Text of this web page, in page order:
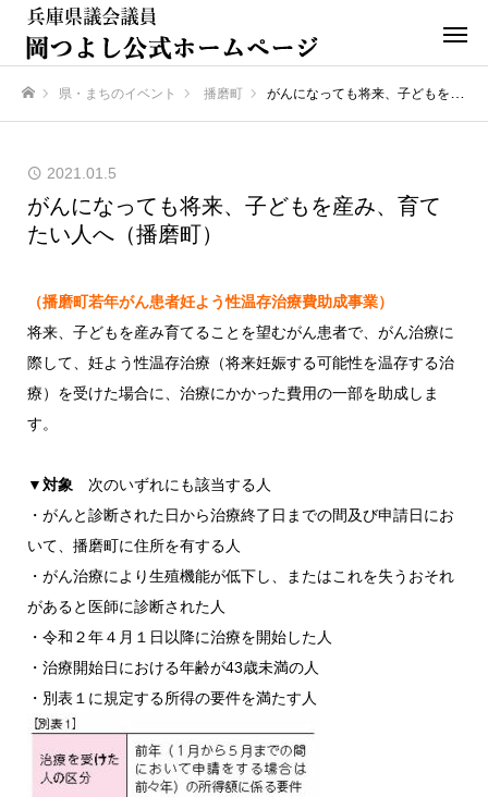
県・まちのイベント 播磨町 がんになっても将来、子どもを産み、育てたい人へ（播磨町）
2021.01.5
がんになっても将来、子どもを産み、育て
たい人へ（播磨町）
（播磨町若年がん患者妊よう性温存治療費助成事業）
将来、子どもを産み育てることを望むがん患者で、がん治療に
際して、妊よう性温存治療（将来妊娠する可能性を温存する治
療）を受けた場合に、治療にかかった費用の一部を助成しま
す。
▼対象 次のいずれにも該当する人
・がんと診断された日から治療終了日までの間及び申請日にお
いて、播磨町に住所を有する人
・がん治療により生殖機能が低下し、またはこれを失うおそれ
があると医師に診断された人
・令和２年４月１日以降に治療を開始した人
・治療開始日における年齢が43歳未満の人
・別表１に規定する所得の要件を満たす人